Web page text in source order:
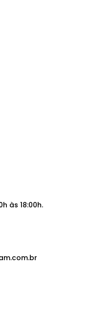
às 18:00h.